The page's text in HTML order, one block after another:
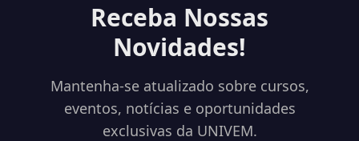
Receba Nossas
Novidades!
Mantenha-se atualizado sobre cursos,
eventos, notícias e oportunidades
exclusivas da UNIVEM.